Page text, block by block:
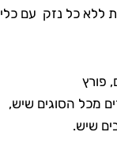
ללא כל נזק עם כלי
פורץ
מכל הסוגים שיש,